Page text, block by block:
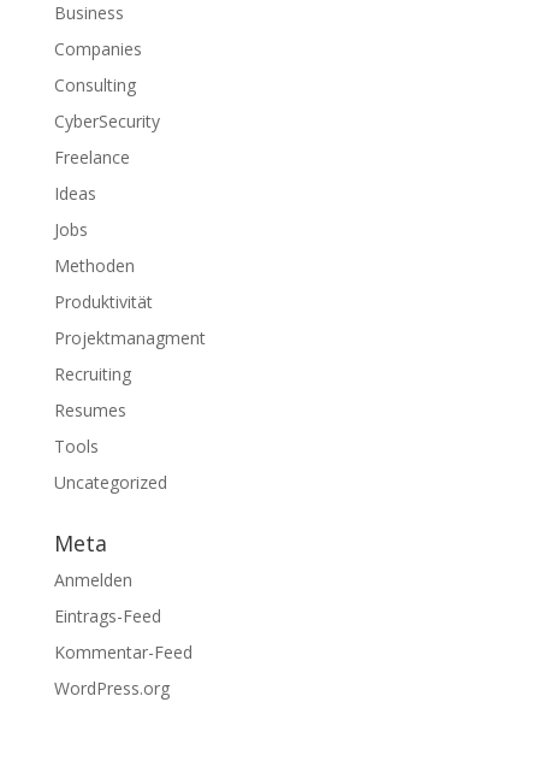
Business
Companies
Consulting
CyberSecurity
Freelance
Ideas
Jobs
Methoden
Produktivität
Projektmanagment
Recruiting
Resumes
Tools
Uncategorized
Meta
Anmelden
Eintrags-Feed
Kommentar-Feed
WordPress.org